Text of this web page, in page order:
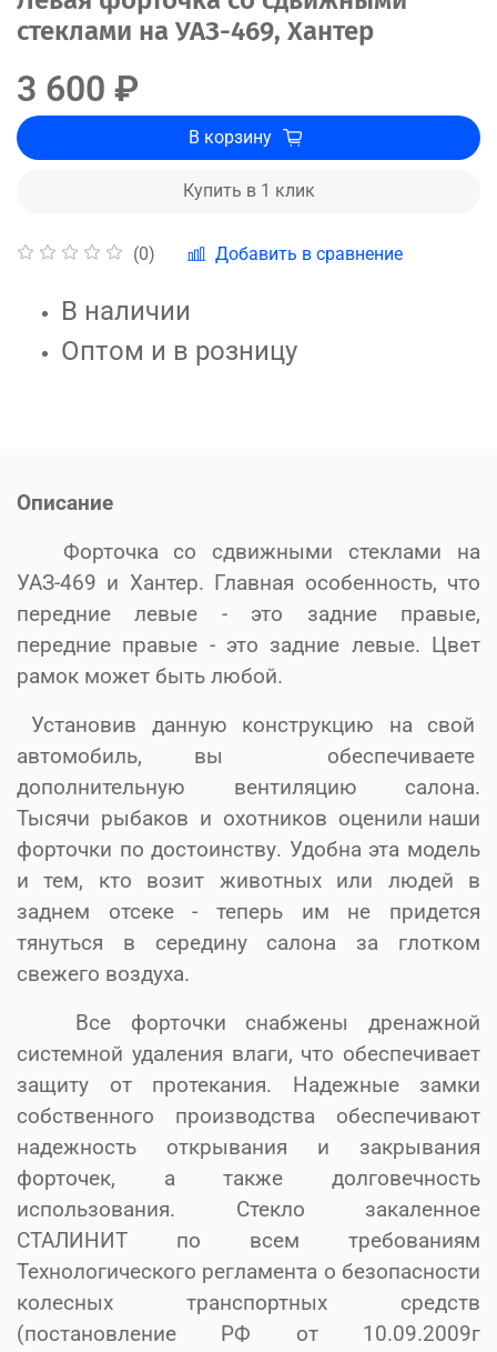
стеклами на УАЗ-469, Хантер
(0) Добавить в сравнение
3 600 ₽
В корзину
Купить в 1 клик
В наличии
Оптом и в розницу
Описание
Форточка со сдвижными стеклами на
УАЗ-469 и Хантер. Главная особенность, что
передние левые - это задние правые,
передние правые - это задние левые. Цвет
рамок может быть любой.
Установив данную конструкцию на свой
автомобиль, вы обеспечиваете
дополнительную вентиляцию салона.
Тысячи рыбаков и охотников оценили наши
форточки по достоинству. Удобна эта модель
и тем, кто возит животных или людей в
заднем отсеке - теперь им не придется
тянуться в середину салона за глотком
свежего воздуха.
Все форточки снабжены дренажной
системной удаления влаги, что обеспечивает
защиту от протекания. Надежные замки
собственного производства обеспечивают
надежность открывания и закрывания
форточек, а также долговечность
использования. Стекло закаленное
СТАЛИНИТ по всем требованиям
Технологического регламента о безопасности
колесных транспортных средств
(постановление РФ от 10.09.2009г